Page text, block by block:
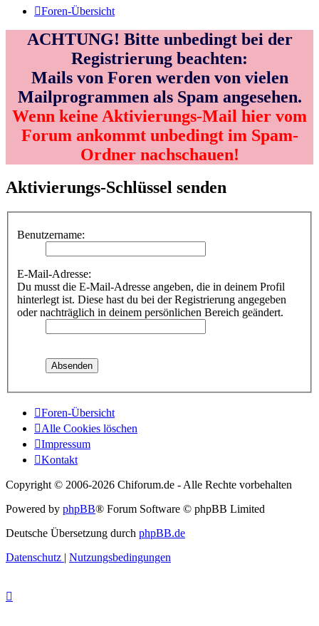
Foren-Übersicht
ACHTUNG! Bitte unbedingt bei der
Registrierung beachten:
Mails von Foren werden von vielen
Mailprogrammen als Spam angesehen.
Wenn keine Aktivierungs-Mail hier vom
Forum ankommt unbedingt im Spam-
Ordner nachschauen!
Aktivierungs-Schlüssel senden
Benutzername:
E-Mail-Adresse:
Du musst die E-Mail-Adresse angeben, die in deinem Profil
hinterlegt ist. Diese hast du bei der Registrierung angegeben
oder nachträglich in deinem persönlichen Bereich geändert.
Foren-Übersicht
Alle Cookies löschen
Impressum
Kontakt
Copyright © 2006-2026 Chiforum.de - Alle Rechte vorbehalten
Powered by phpBB® Forum Software © phpBB Limited
Deutsche Übersetzung durch phpBB.de
Datenschutz | Nutzungsbedingungen